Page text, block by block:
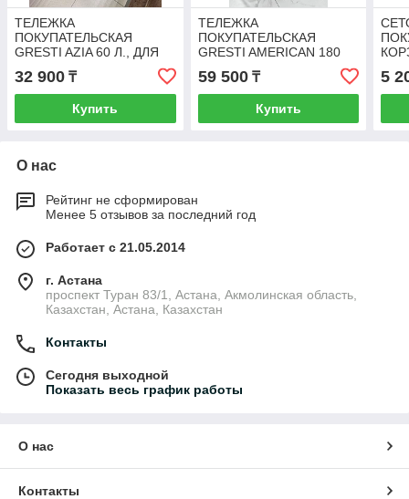
ТЕЛЕЖКА
ПОКУПАТЕЛЬСКАЯ
GRESTI AZIA 60 Л., ДЛЯ
ПРЕДПРИЯТИЙ
ТОРГОВЛИ
32 900 ₸
Купить
ТЕЛЕЖКА
ПОКУПАТЕЛЬСКАЯ
GRESTI AMERICAN 180
Л., ДЛЯ ПРЕДПРИЯТИЙ
ТОРГОВЛИ
59 500₸
Купить
5
О нас
Рейтинг не сформирован
Менее 5 отзывов за последний год
Работает с 21.05.2014
г. Астана
проспект Туран 83/1, Астана, Акмолинская область,
Казахстан, Астана, Казахстан
Контакты
Сегодня выходной
Показать весь график работы
О нас
Контакты